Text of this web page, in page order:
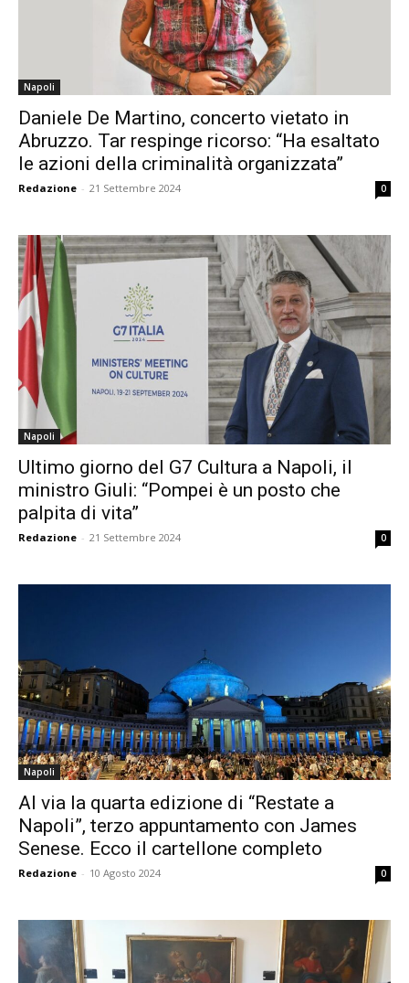
Napoli
Daniele De Martino, concerto vietato in
Abruzzo. Tar respinge ricorso: “Ha esaltato
le azioni della criminalità organizzata”
Redazione - 21 Settembre 2024 0
Napoli
Ultimo giorno del G7 Cultura a Napoli, il
ministro Giuli: “Pompei è un posto che
palpita di vita”
Redazione - 21 Settembre 2024 0
Napoli
Al via la quarta edizione di “Restate a
Napoli”, terzo appuntamento con James
Senese. Ecco il cartellone completo
Redazione - 10 Agosto 2024 0